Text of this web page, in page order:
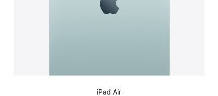
iPad Air